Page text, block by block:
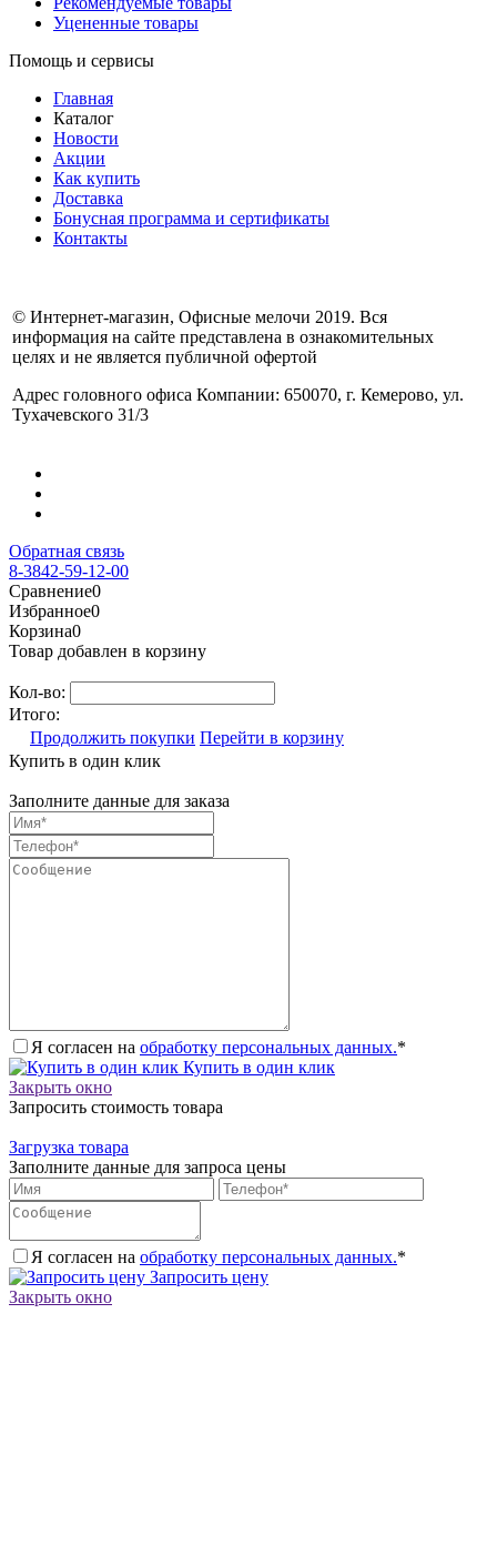
Уцененные товары
Помощь и сервисы
Главная
Каталог
Новости
Акции
Как купить
Доставка
Бонусная программа и сертификаты
Контакты
© Интернет-магазин, Офисные мелочи 2019. Вся
информация на сайте представлена в ознакомительных
целях и не является публичной офертой
Адрес головного офиса Компании: 650070, г. Кемерово, ул.
Тухачевского 31/3
Обратная связь
8-3842-59-12-00
Сравнение0
Избранное0
Корзина0
Товар добавлен в корзину
Кол-во:
Итого:
Продолжить покупки Перейти в корзину
Купить в один клик
Заполните данные для заказа
Я согласен на обработку персональных данных.*
Купить в один клик
Закрыть окно
Запросить стоимость товара
Загрузка товара
Заполните данные для запроса цены
Я согласен на обработку персональных данных.*
Запросить цену
Закрыть окно